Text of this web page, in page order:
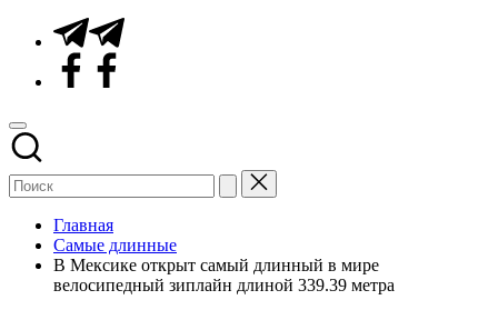
Telegram
Facebook
Главная
Самые длинные
В Мексике открыт самый длинный в мире
велосипедный зиплайн длиной 339.39 метра